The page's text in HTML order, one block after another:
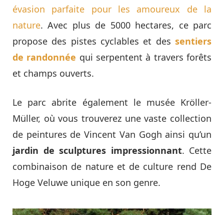
évasion parfaite pour les amoureux de la
nature. Avec plus de 5000 hectares, ce parc
propose des pistes cyclables et des sentiers
de randonnée qui serpentent à travers forêts
et champs ouverts.
Le parc abrite également le musée Kröller-
Müller, où vous trouverez une vaste collection
de peintures de Vincent Van Gogh ainsi qu’un
jardin de sculptures impressionnant. Cette
combinaison de nature et de culture rend De
Hoge Veluwe unique en son genre.